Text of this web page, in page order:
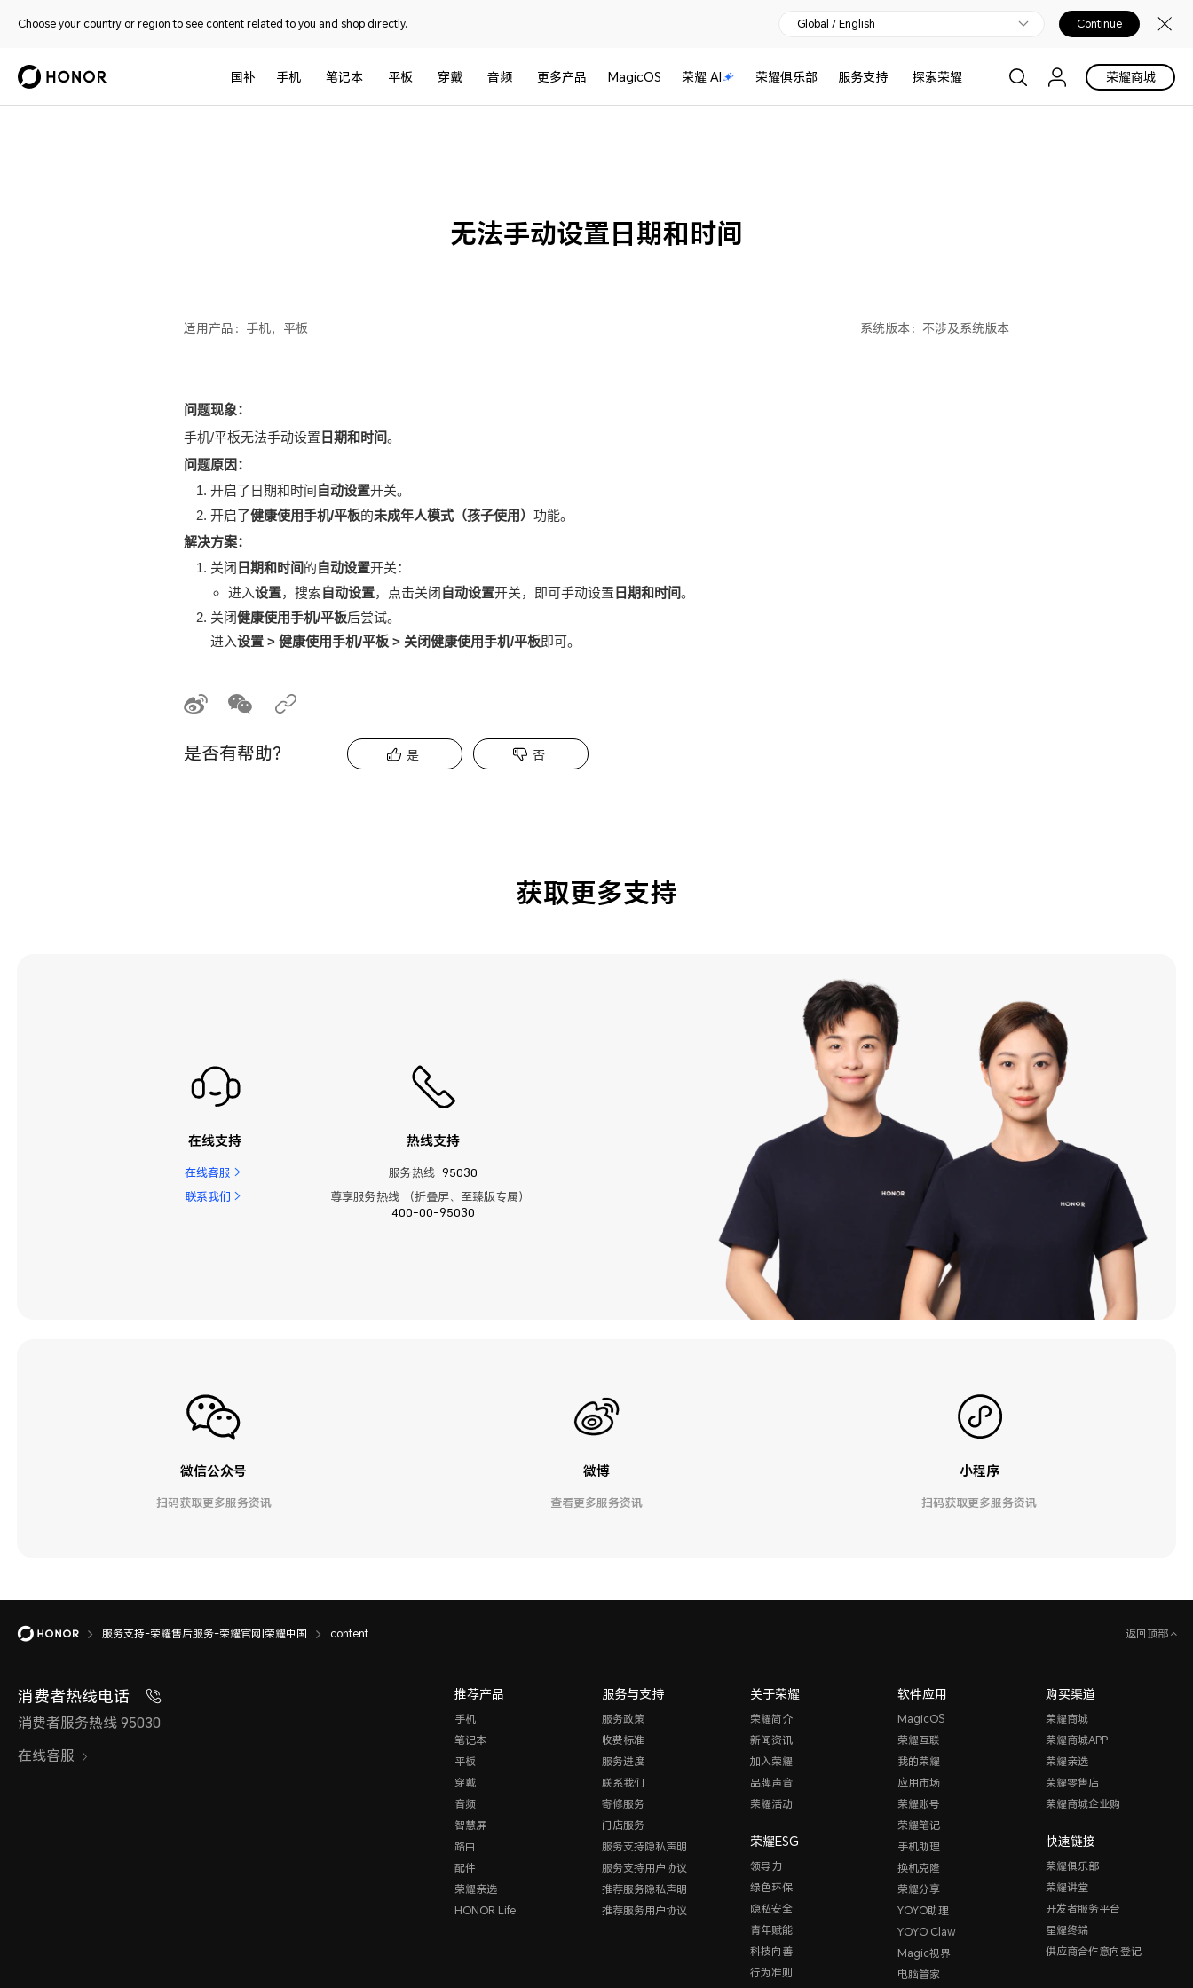
Choose your country or region to see content related to you and shop directly. Global / English Continue
国补 手机 笔记本 平板 穿戴 音频 更多产品 MagicOS 荣耀 AI 荣耀俱乐部 服务支持 探索荣耀 荣耀商城
无法手动设置日期和时间
适用产品： 手机，平板 系统版本： 不涉及系统版本
问题现象：
手机/平板无法手动设置 日期和时间。
问题原因：
开启了日期和时间 自动设置开关。
开启了健康使用手机/平板的未成年人模式（孩子使用） 功能。
解决方案：
关闭 日期和时间的自动设置开关：
进入设置，搜索自动设置，点击关闭 自动设置开关，即可手动设置 日期和时间。
关闭健康使用手机/平板后尝试。
进入设置> 健康使用手机/平板 > 关闭健康使用手机/平板即可。
是否有帮助？ 是 否
获取更多支持
在线支持
在线客服
联系我们
热线支持
服务热线 95030
尊享服务热线 （折叠屏、至臻版专属）
400-00-95030
微信公众号
扫码获取更多服务资讯
微博
查看更多服务资讯
小程序
扫码获取更多服务资讯
服务支持-荣耀售后服务-荣耀官网|荣耀中国 content 返回顶部
消费者热线电话
消费者服务热线 95030
在线客服
推荐产品
手机
笔记本
平板
穿戴
音频
智慧屏
路由
配件
荣耀亲选
HONOR Life
服务与支持
服务政策
收费标准
服务进度
联系我们
寄修服务
门店服务
服务支持隐私声明
服务支持用户协议
推荐服务隐私声明
推荐服务用户协议
关于荣耀
荣耀简介
新闻资讯
加入荣耀
品牌声音
荣耀活动
荣耀ESG
领导力
绿色环保
隐私安全
青年赋能
科技向善
行为准则
软件应用
MagicOS
荣耀互联
我的荣耀
应用市场
荣耀账号
荣耀笔记
手机助理
换机克隆
荣耀分享
YOYO助理
YOYO Claw
Magic视界
电脑管家
购买渠道
荣耀商城
荣耀商城APP
荣耀亲选
荣耀零售店
荣耀商城企业购
快速链接
荣耀俱乐部
荣耀讲堂
开发者服务平台
星耀终端
供应商合作意向登记